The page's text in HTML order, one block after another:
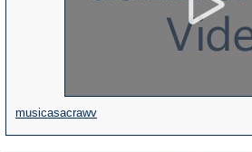
musicasacrawv(Öffnet
in